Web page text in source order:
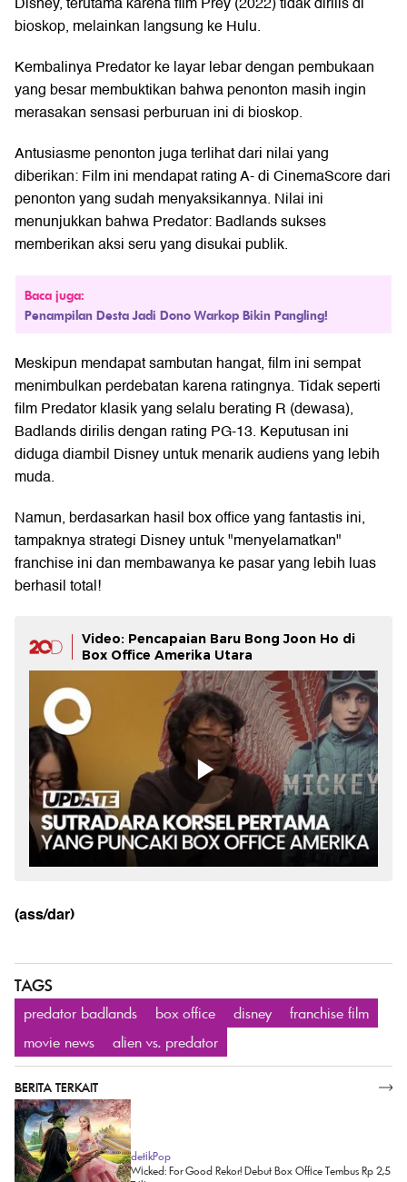
bioskop, melainkan langsung ke Hulu.
Kembalinya Predator ke layar lebar dengan pembukaan
yang besar membuktikan bahwa penonton masih ingin
merasakan sensasi perburuan ini di bioskop.
Antusiasme penonton juga terlihat dari nilai yang
diberikan: Film ini mendapat rating A- di CinemaScore dari
penonton yang sudah menyaksikannya. Nilai ini
menunjukkan bahwa Predator: Badlands sukses
memberikan aksi seru yang disukai publik.
Baca juga:
Penampilan Desta Jadi Dono Warkop Bikin Pangling!
Meskipun mendapat sambutan hangat, film ini sempat
menimbulkan perdebatan karena ratingnya. Tidak seperti
film Predator klasik yang selalu berating R (dewasa),
Badlands dirilis dengan rating PG-13. Keputusan ini
diduga diambil Disney untuk menarik audiens yang lebih
muda.
Namun, berdasarkan hasil box office yang fantastis ini,
tampaknya strategi Disney untuk "menyelamatkan"
franchise ini dan membawanya ke pasar yang lebih luas
berhasil total!
Video: Pencapaian Baru Bong Joon Ho di
Box Office Amerika Utara
(ass/dar)
TAGS
predator badlands box office disney
franchise film
movie news
alien vs. predator
BERITA TERKAIT
detikPop
Wicked: For Good Rekor! Debut Box Office Tembus Rp 2,5